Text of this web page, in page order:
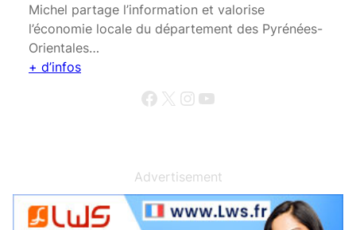
Michel partage l’information et valorise
l’économie locale du département des Pyrénées-
Orientales…
+ d’infos
Facebook X Instagram YouTube
Advertisement